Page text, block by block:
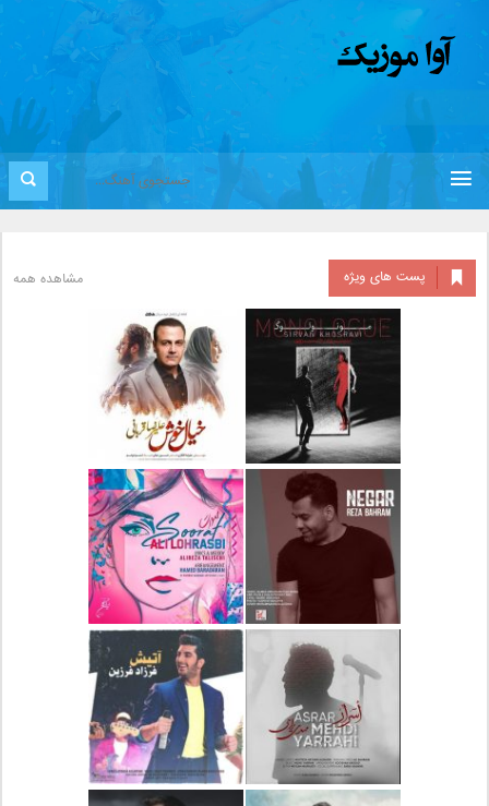
پست های ویژه مشاهده همه
دانلود آلبوم جدید سیروان
خسروی بنام مونولوگ
دانلود آهنگ جدید علیرضا
قربانی بنام خیال خوش
دانلود آهنگ جدید رضا
بهرام بنام نگار
دانلود آهنگ جدید علی
لهراسبی بنام صورت